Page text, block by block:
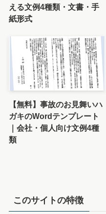
える文例4種類・文書・手
紙形式
【無料】事故のお見舞いハ
ガキのWordテンプレート
｜会社・個人向け文例4種
類
このサイトの特徴